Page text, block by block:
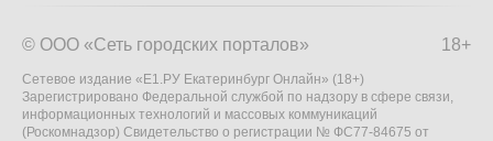
18+
© ООО «Сеть городских порталов»
Сетевое издание «Е1.РУ Екатеринбург Онлайн» (18+)
Зарегистрировано Федеральной службой по надзору в сфере связи,
информационных технологий и массовых коммуникаций
(Роскомнадзор) Свидетельство о регистрации № ФС77-84675 от